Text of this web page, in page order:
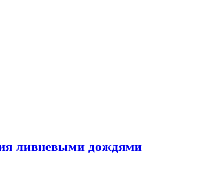
ливневыми дождями